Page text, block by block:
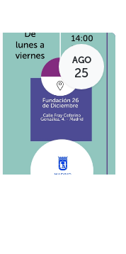
AGO
25